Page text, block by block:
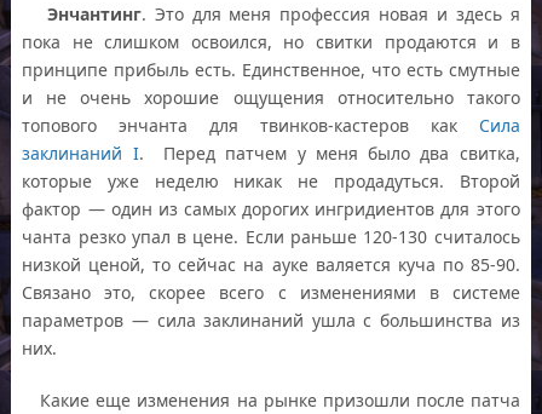
Энчантинг. Это для меня профессия новая и здесь я
пока не слишком освоился, но свитки продаются и в
принципе прибыль есть. Единственное, что есть смутные
и не очень хорошие ощущения относительно такого
топового энчанта для твинков-кастеров как Сила
заклинаний I. Перед патчем у меня было два свитка,
которые уже неделю никак не продадуться. Второй
фактор — один из самых дорогих ингридиентов для этого
чанта резко упал в цене. Если раньше 120-130 считалось
низкой ценой, то сейчас на ауке валяется куча по 85-90.
Связано это, скорее всего с изменениями в системе
параметров — сила заклинаний ушла с большинства из
них.
Какие еще изменения на рынке призошли после патча